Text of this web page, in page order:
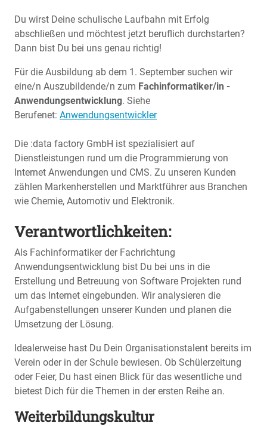
Du wirst Deine schulische Laufbahn mit Erfolg
abschließen und möchtest jetzt beruflich durchstarten?
Dann bist Du bei uns genau richtig!
Für die Ausbildung ab dem 1. September suchen wir
eine/n Auszubildende/n zum Fachinformatiker/in -
Anwendungsentwicklung. Siehe
Berufenet: Anwendungsentwickler
Die :data factory GmbH ist spezialisiert auf
Dienstleistungen rund um die Programmierung von
Internet Anwendungen und CMS. Zu unseren Kunden
zählen Markenherstellen und Marktführer aus Branchen
wie Chemie, Automotiv und Elektronik.
Verantwortlichkeiten:
Als Fachinformatiker der Fachrichtung
Anwendungsentwicklung bist Du bei uns in die
Erstellung und Betreuung von Software Projekten rund
um das Internet eingebunden. Wir analysieren die
Aufgabenstellungen unserer Kunden und planen die
Umsetzung der Lösung.
Idealerweise hast Du Dein Organisationstalent bereits im
Verein oder in der Schule bewiesen. Ob Schülerzeitung
oder Feier, Du hast einen Blick für das wesentliche und
bietest Dich für die Themen in der ersten Reihe an.
Weiterbildungskultur